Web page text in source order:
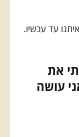
עד עכשיו.
את
עושה